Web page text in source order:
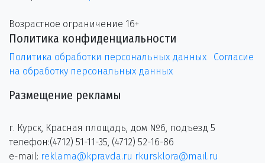
Возрастное ограничение 16+
Политика конфиденциальности
Политика обработки персональных данных
Согласие
на обработку персональных данных
Размещение рекламы
г. Курск, Красная площадь, дом №6, подъезд 5
телефон:(4712) 51-11-35, (4712) 52-16-86
e-mail: reklama@kpravda.ru rkursklora@mail.ru